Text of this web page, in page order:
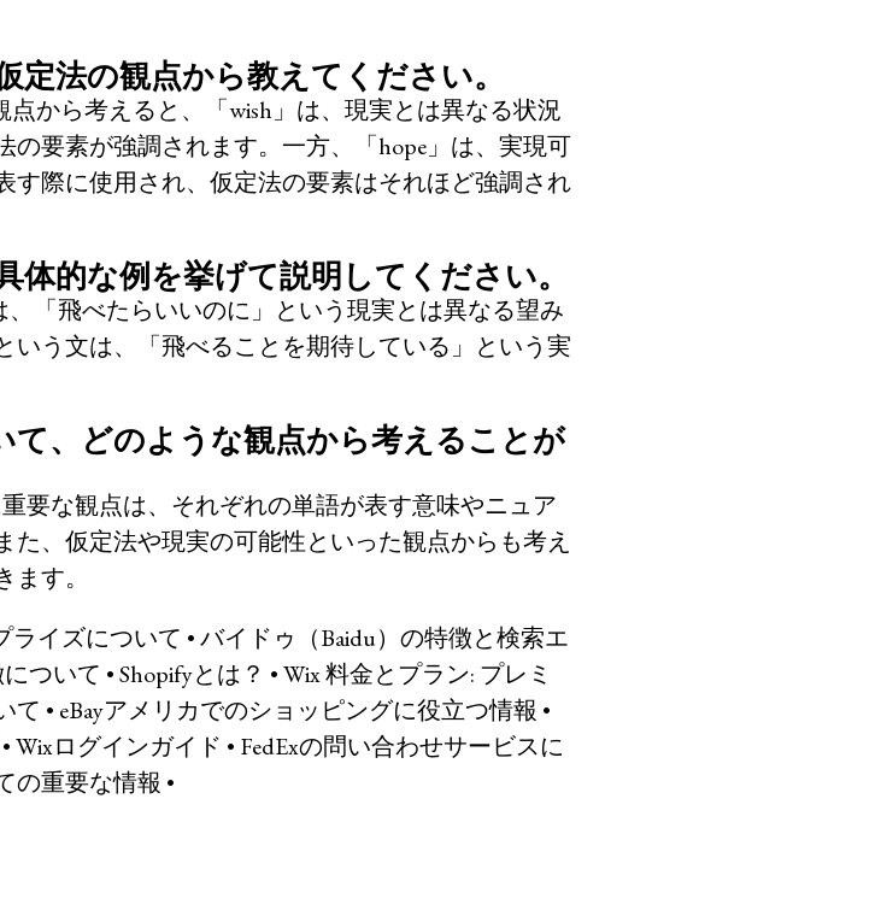
定法の観点から教えてください。
点から考えると、「wish」は、現実とは異なる状況
要素が強調されます。一方、「hope」は、実現可
す際に使用され、仮定法の要素はそれほど強調され
体的な例を挙げて説明してください。
、「飛べたらいいのに」という現実とは異なる望み
いう文は、「飛べることを期待している」という実
て、どのような観点から考えることが
重要な観点は、それぞれの単語が表す意味やニュア
、仮定法や現実の可能性といった観点からも考え
す。
ライズについて •バイドゥ（Baidu）の特徴と検索エ
ついて •Shopifyとは？ •Wix 料金とプラン: プレミ
て • eBayアメリカでのショッピングに役立つ情報 •
•Wixログインガイド • FedExの問い合わせサービスに
の重要な情報 •